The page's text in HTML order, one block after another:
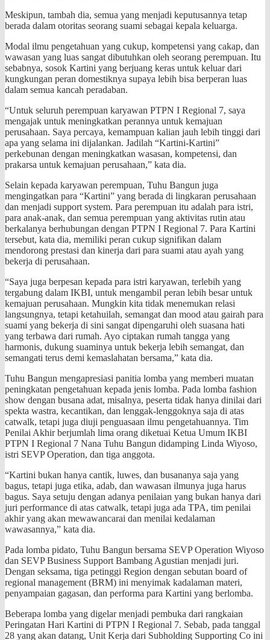
Meskipun, tambah dia, semua yang menjadi keputusannya tetap
berada dalam otoritas seorang suami sebagai kepala keluarga.
Modal ilmu pengetahuan yang cukup, kompetensi yang cakap, dan
wawasan yang luas sangat dibutuhkan oleh seorang perempuan. Itu
sebabnya, sosok Kartini yang berjuang keras untuk keluar dari
kungkungan peran domestiknya supaya lebih bisa berperan luas
dalam semua kancah peradaban.
“Untuk seluruh perempuan karyawan PTPN I Regional 7, saya
mengajak untuk meningkatkan perannya untuk kemajuan
perusahaan. Saya percaya, kemampuan kalian jauh lebih tinggi dari
apa yang selama ini dijalankan. Jadilah “Kartini-Kartini”
perkebunan dengan meningkatkan wasasan, kompetensi, dan
prakarsa untuk kemajuan perusahaan,” kata dia.
Selain kepada karyawan perempuan, Tuhu Bangun juga
mengingatkan para “Kartini” yang berada di lingkaran perusahaan
dan menjadi support system. Para perempuan itu adalah para istri,
para anak-anak, dan semua perempuan yang aktivitas rutin atau
berkalanya berhubungan dengan PTPN I Regional 7. Para Kartini
tersebut, kata dia, memiliki peran cukup signifikan dalam
mendorong prestasi dan kinerja dari para suami atau ayah yang
bekerja di perusahaan.
“Saya juga berpesan kepada para istri karyawan, terlebih yang
tergabung dalam IKBI, untuk mengambil peran lebih besar untuk
kemajuan perusahaan. Mungkin kita tidak menemukan relasi
langsungnya, tetapi ketahuilah, semangat dan mood atau gairah para
suami yang bekerja di sini sangat dipengaruhi oleh suasana hati
yang terbawa dari rumah. Ayo ciptakan rumah tangga yang
harmonis, dukung suaminya untuk bekerja lebih semangat, dan
semangati terus demi kemaslahatan bersama,” kata dia.
Tuhu Bangun mengapresiasi panitia lomba yang memberi muatan
peningkatan pengetahuan kepada jenis lomba. Pada lomba fashion
show dengan busana adat, misalnya, peserta tidak hanya dinilai dari
spekta wastra, kecantikan, dan lenggak-lenggoknya saja di atas
catwalk, tetapi juga diuji penguasaan ilmu pengetahuannya. Tim
Penilai Akhir berjumlah lima orang diketuai Ketua Umum IKBI
PTPN I Regional 7 Nana Tuhu Bangun didamping Linda Wiyoso,
istri SEVP Operation, dan tiga anggota.
“Kartini bukan hanya cantik, luwes, dan busananya saja yang
bagus, tetapi juga etika, adab, dan wawasan ilmunya juga harus
bagus. Saya setuju dengan adanya penilaian yang bukan hanya dari
juri performance di atas catwalk, tetapi juga ada TPA, tim penilai
akhir yang akan mewawancarai dan menilai kedalaman
wawasannya,” kata dia.
Pada lomba pidato, Tuhu Bangun bersama SEVP Operation Wiyoso
dan SEVP Business Support Bambang Agustian menjadi juri.
Dengan seksama, tiga petinggi Region dengan sebutan board of
regional management (BRM) ini menyimak kadalaman materi,
penyampaian gagasan, dan performa para Kartini yang berlomba.
Beberapa lomba yang digelar menjadi pembuka dari rangkaian
Peringatan Hari Kartini di PTPN I Regional 7. Sebab, pada tanggal
28 yang akan datang, Unit Kerja dari Subholding Supporting Co ini